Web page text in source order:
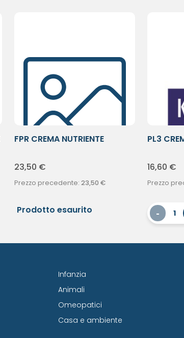
FPR CREMA NUTRIENTE
23,50 €
Prezzo precedente: 23,50 €
Prodotto esaurito
PL3
16,60 €
Prezzo
- 1
Infanzia
Animali
Omeopatici
Casa e ambiente